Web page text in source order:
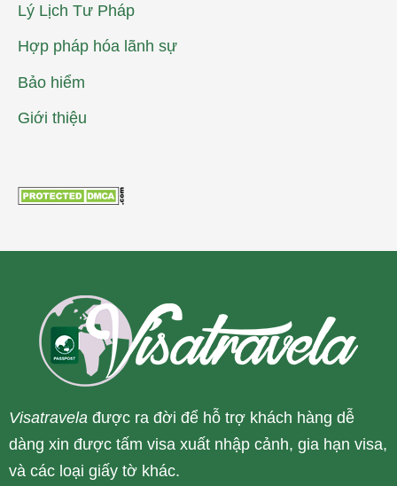
Lý Lịch Tư Pháp
Hợp pháp hóa lãnh sự
Bảo hiểm
Giới thiệu
Visatravela được ra đời để hỗ trợ khách hàng dễ
dàng xin được tấm visa xuất nhập cảnh, gia hạn visa,
và các loại giấy tờ khác.